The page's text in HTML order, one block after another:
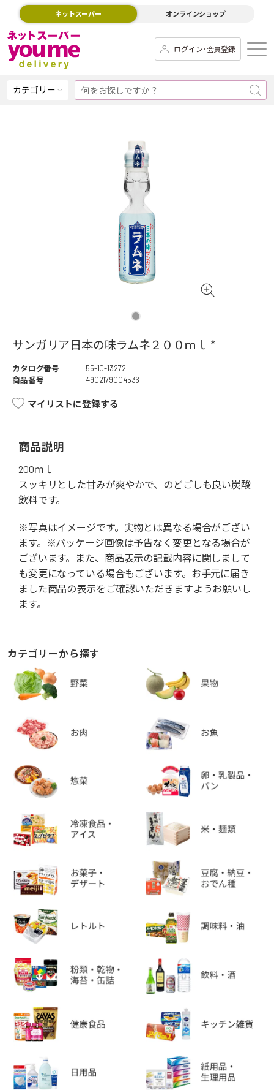
ネットスーパー オンラインショップ
ログイン･会員登録
カテゴリー
サンガリア日本の味ラムネ２００ｍｌ *
カタログ番号
55-10-13272
商品番号
4902179004536
マイリストに登録する
商品説明
200ｍｌ
スッキリとした甘みが爽やかで、のどごしも良い炭酸
飲料です。
※写真はイメージです。実物とは異なる場合がござい
ます。※パッケージ画像は予告なく変更となる場合が
ございます。また、商品表示の記載内容に関しまして
も変更になっている場合もございます。お手元に届き
ました商品の表示をご確認いただきますようお願いし
ます。
カテゴリーから探す